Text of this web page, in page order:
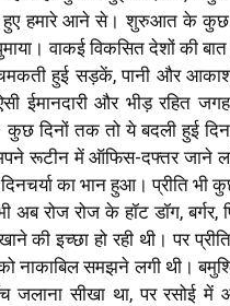
हुए हमारे आने से। शुरुआत के कुछ
वाकई विकसित देशों की
हुई सड़कें, पानी और
ईमानदारी और भीड़ रहित
कुछ दिनों तक तो ये बदली हुई
रूटीन में ऑफिस-दफ्तर जाने लगे
का भान हुआ। प्रीति भी
अब रोज रोज के हॉट डॉग, बर्गर,
की इच्छा हो रही थी। पर
नाकाबिल समझने लगी थी।
सीखा था, पर रसोई